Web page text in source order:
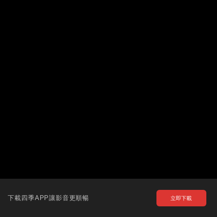
下載四季APP讓影音更順暢 立即下載